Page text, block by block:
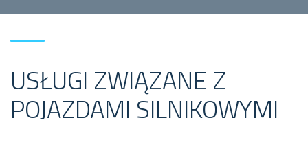
USŁUGI ZWIĄZANE Z
POJAZDAMI SILNIKOWYMI